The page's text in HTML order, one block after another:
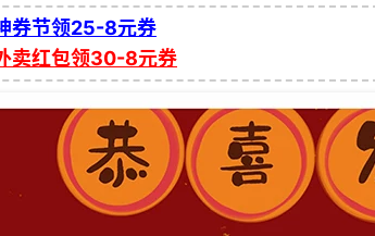
券节领25-8元券
卖红包领30-8元券